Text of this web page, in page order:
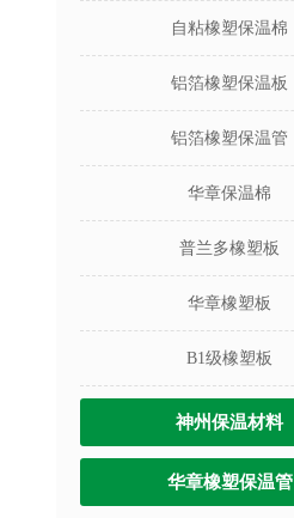
自粘橡塑保温棉
铝箔橡塑保温板
铝箔橡塑保温管
华章保温棉
普兰多橡塑板
华章橡塑板
B1级橡塑板
神州保温材料
华章橡塑保温管